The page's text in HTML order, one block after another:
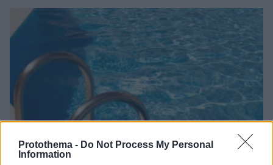
Protothema - Do Not Process My Personal
Information